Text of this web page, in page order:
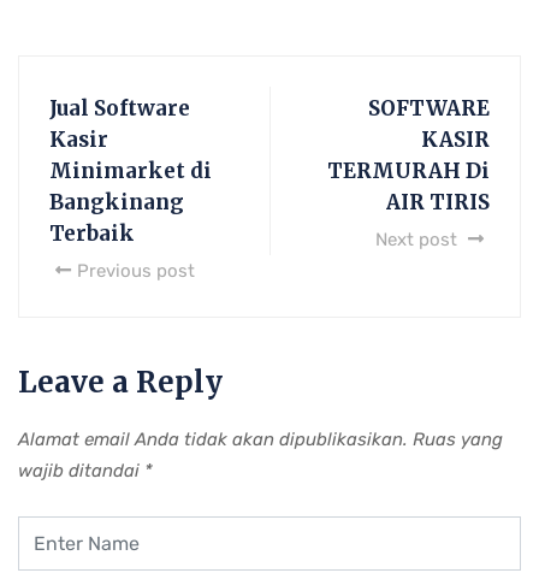
Jual Software
Kasir
Minimarket di
Bangkinang
Terbaik
Previous post
SOFTWARE
KASIR
TERMURAH Di
AIR TIRIS
Next post
Leave a Reply
Alamat email Anda tidak akan dipublikasikan. Ruas yang
wajib ditandai *